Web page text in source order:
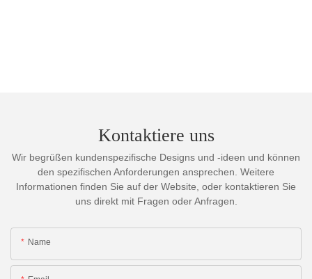
Kontaktiere uns
Wir begrüßen kundenspezifische Designs und -ideen und können
den spezifischen Anforderungen ansprechen. Weitere
Informationen finden Sie auf der Website, oder kontaktieren Sie
uns direkt mit Fragen oder Anfragen.
Name